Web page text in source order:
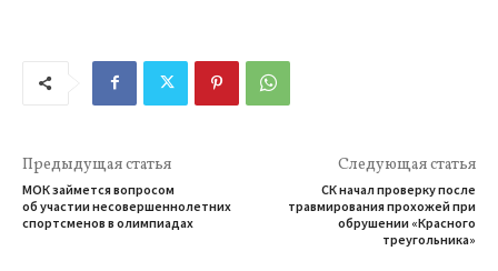
Предыдущая статья
МОК займется вопросом
об участии несовершеннолетних
спортсменов в олимпиадах
Следующая статья
СК начал проверку после
травмирования прохожей при
обрушении «Красного
треугольника»